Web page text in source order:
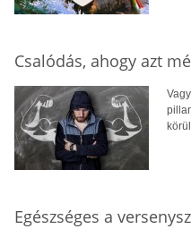
Csalódás, ahogy azt
Egészséges a